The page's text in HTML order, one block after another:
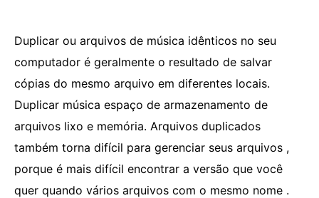
Duplicar ou arquivos de música idênticos no seu
computador é geralmente o resultado de salvar
cópias do mesmo arquivo em diferentes locais.
Duplicar música espaço de armazenamento de
arquivos lixo e memória. Arquivos duplicados
também torna difícil para gerenciar seus arquivos ,
porque é mais difícil encontrar a versão que você
quer quando vários arquivos com o mesmo nome .